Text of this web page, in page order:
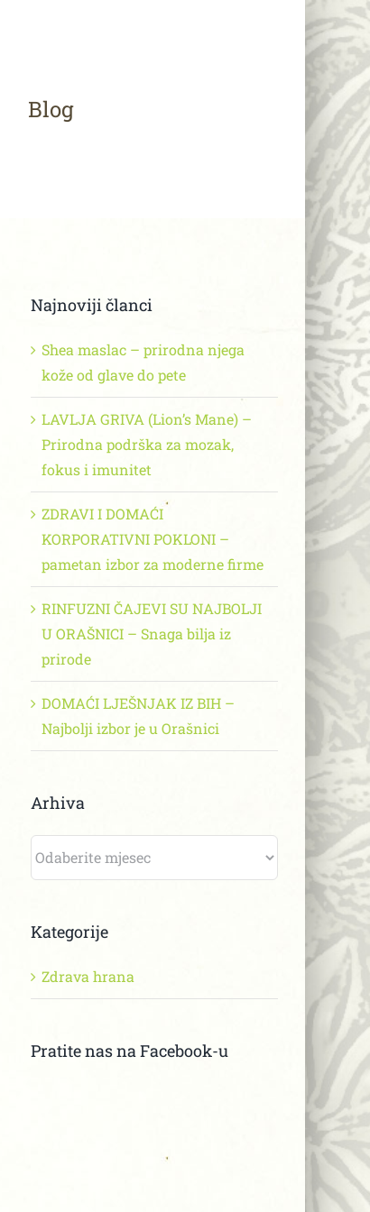
Blog
Najnoviji članci
Shea maslac – prirodna njega
kože od glave do pete
LAVLJA GRIVA (Lion’s Mane) –
Prirodna podrška za mozak,
fokus i imunitet
ZDRAVI I DOMAĆI
KORPORATIVNI POKLONI –
pametan izbor za moderne firme
RINFUZNI ČAJEVI SU NAJBOLJI
U ORAŠNICI – Snaga bilja iz
prirode
DOMAĆI LJEŠNJAK IZ BIH –
Najbolji izbor je u Orašnici
Arhiva
Kategorije
Zdrava hrana
Pratite nas na Facebook-u